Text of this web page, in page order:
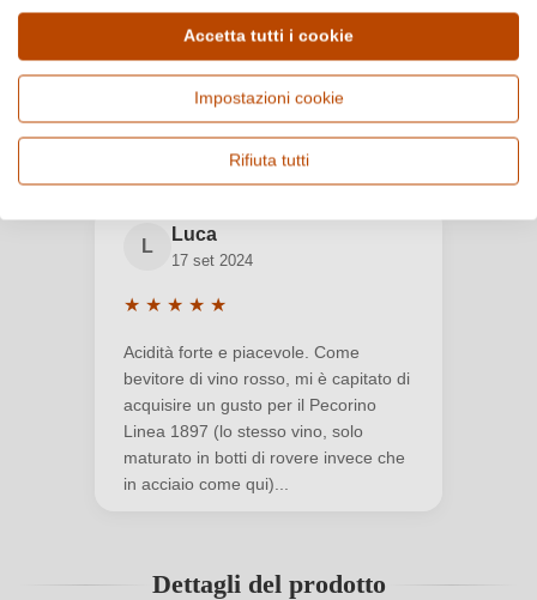
Recensioni dei clienti
5.0★ ★ ★ ★ ★
Valutazione media di 5 su 5 stelle
Basato su 1 recensioniFiltra
Mostra recensioni
Accedi per poter lasciare una recensione. Non
ancora registrato?
Nuovo cliente?Registrati
Il tuo indirizzo e-mail
L
Luca
17 set 2024
★ ★ ★ ★ ★
Acidità forte e piacevole. Come
bevitore di vino rosso, mi è capitato di
acquisire un gusto per il Pecorino
Linea 1897 (lo stesso vino, solo
maturato in botti di rovere invece che
in acciaio come qui)...
Dettagli del prodotto
Accetta tutti i cookie
Impostazioni cookie
Rifiuta tutti